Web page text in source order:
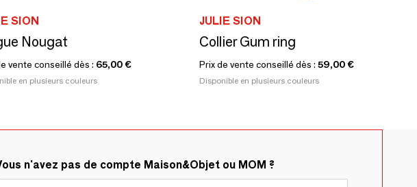
SION
Nougat
vente conseillé dès : 65,00 €
en plusieurs couleurs
JULIE SION
Collier Gum ring
Prix de vente conseillé dès : 59,00 €
Disponible en plusieurs couleurs
n'avez pas de compte Maison&Objet ou MOM ?